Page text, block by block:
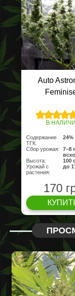
Auto
В
Содержание
ТГК:
24%
Сбор урожая:
7–8
Высота:
100
Урожай с
растения:
до
170